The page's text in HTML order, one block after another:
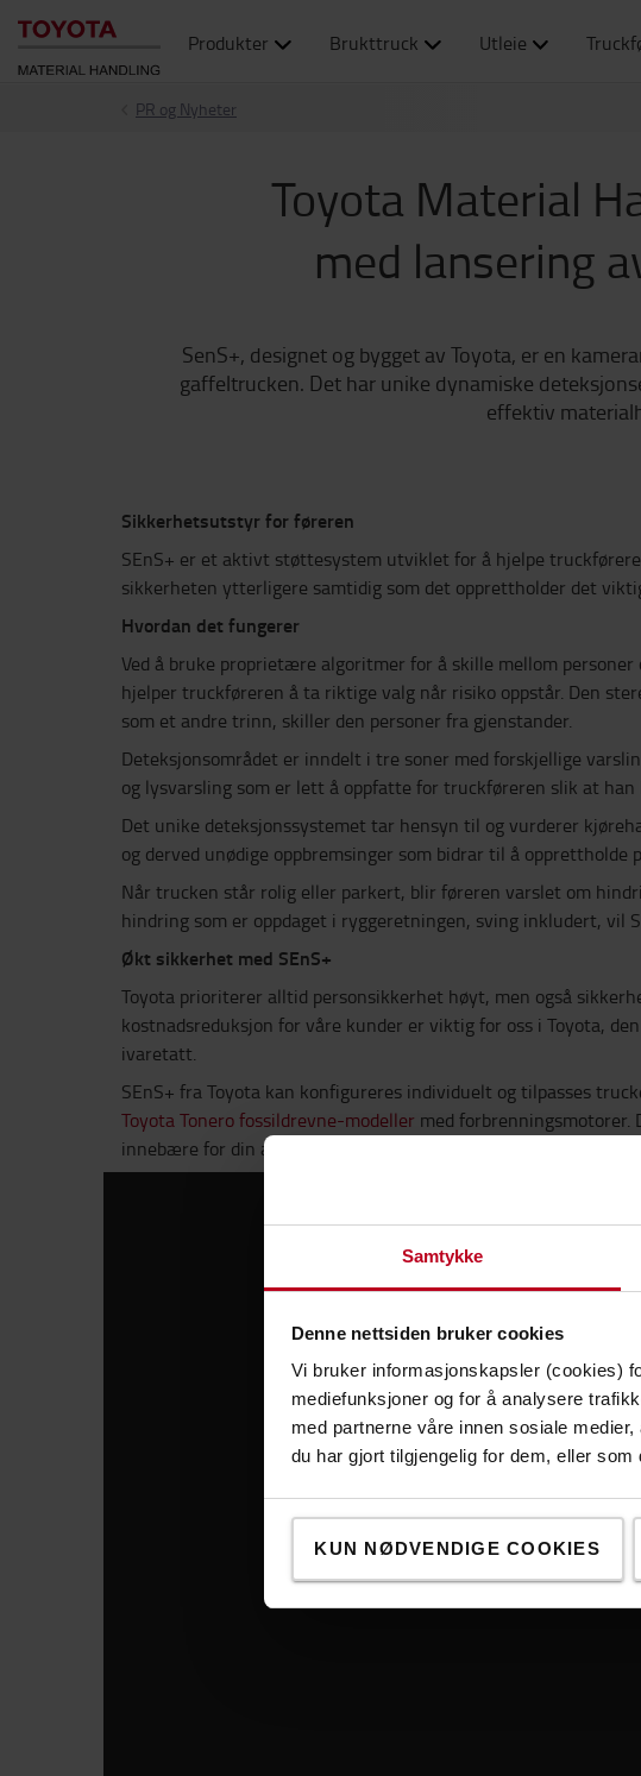
Samtykke
Denne nettsiden bruker cookies
Vi bruker informasjonskapsler (cookies)
mediefunksjoner og for å analysere
med partnerne våre innen sosiale
du har gjort tilgjengelig for dem, eller
KUN NØDVENDIGE COOKIES
Produkter Brukttruck Utleie
PR og Nyheter
Toyota Material
med lansering
SenS+, designet og bygget av Toyota, er en
gaffeltrucken. Det har unike dynamiske
effektiv
Sikkerhetsutstyr for føreren
SEnS+ er et aktivt støttesystem utviklet for å hjelpe
sikkerheten ytterligere samtidig som det opprettholder det
Hvordan det fungerer
Ved å bruke proprietære algoritmer for å skille mellom
hjelper truckføreren å ta riktige valg når risiko oppstår. Den
som et andre trinn, skiller den personer fra gjenstander.
Deteksjonsområdet er inndelt i tre soner med forskjellige
og lysvarsling som er lett å oppfatte for truckføreren slik at han
Det unike deteksjonssystemet tar hensyn til og vurderer
og derved unødige oppbremsinger som bidrar til å
Når trucken står rolig eller parkert, blir føreren varslet om
hindring som er oppdaget i ryggeretningen, sving inkludert, vil
Økt sikkerhet med SEnS+
Toyota prioriterer alltid personsikkerhet høyt, men også
kostnadsreduksjon for våre kunder er viktig for oss i Toyota,
ivaretatt.
SEnS+ fra Toyota kan konfigureres individuelt og tilpasses
Toyota Tonero fossildrevne-modeller med forbrenningsmotorer.
innebære for din applikasjon får du ved å kontakte oss i Toyota
Please